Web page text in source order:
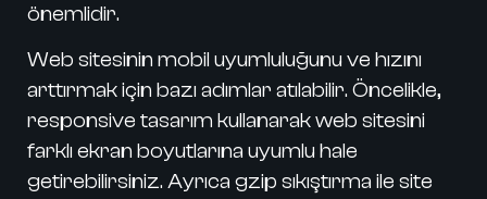
önemlidir.
Web sitesinin mobil uyumluluğunu ve hızını
arttırmak için bazı adımlar atılabilir. Öncelikle,
responsive tasarım kullanarak web sitesini
farklı ekran boyutlarına uyumlu hale
getirebilirsiniz. Ayrıca gzip sıkıştırma ile site